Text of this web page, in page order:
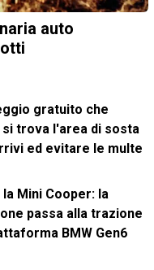
auto
gratuito che
si trova l'area di sosta
ed evitare le multe
Mini Cooper: la
passa alla trazione
BMW Gen6